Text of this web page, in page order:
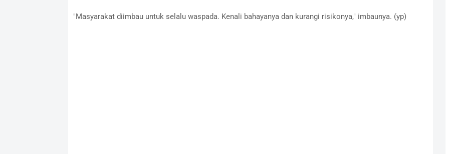
"Masyarakat diimbau untuk selalu waspada. Kenali bahayanya dan kurangi risikonya," imbaunya. (yp)